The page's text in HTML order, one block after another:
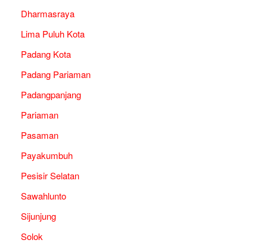
Dharmasraya
Lima Puluh Kota
Padang Kota
Padang Pariaman
Padangpanjang
Pariaman
Pasaman
Payakumbuh
Pesisir Selatan
Sawahlunto
Sijunjung
Solok